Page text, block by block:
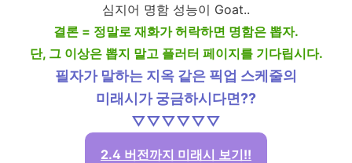
심지어 명함 성능이 Goat..
결론 = 정말로 재화가 허락하면 명함은 뽑자.
단, 그 이상은 뽑지 말고 플러터 페이지를 기다립시다.
필자가 말하는 지옥 같은 픽업 스케줄의
미래시가 궁금하시다면??
▽▽▽▽▽▽
2.4 버전까지 미래시 보기!!